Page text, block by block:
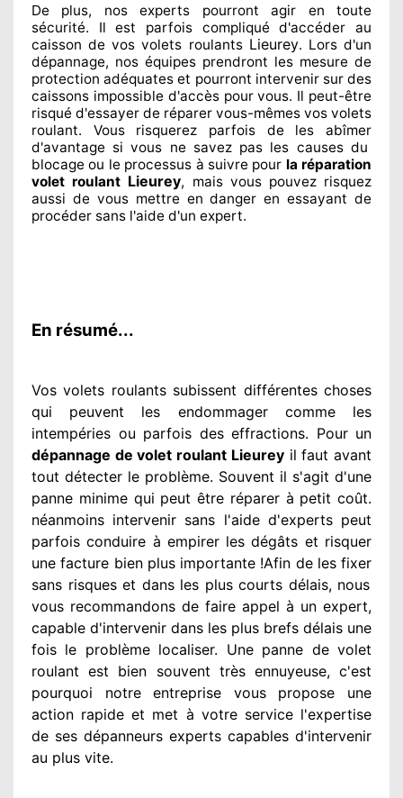
De plus, nos experts pourront agir en toute
sécurité. Il est parfois compliquéd'accéder au
caisson de vos volets roulants Lieurey. Lors d'un
dépannage, nos équipes prendront les mesure de
protection adéquates et pourront intervenir sur des
caissons impossible d'accès pour vous. Il peut-être
risqué d'essayer de réparer vous-mêmes vos volets
roulant. Vous risquerez parfois de les abîmer
d'avantage si vous ne savezpas les causes du
blocage ou le processus à suivre pour la réparation
volet roulant Lieurey, mais vous pouvez risquez
aussi de vous mettre en danger en essayant de
procéder sans l'aide d'un expert.
En résumé...
Vos volets roulants subissent différenteschoses
qui peuvent les endommagercomme les
intempéries ou parfois des effractions. Pour un
dépannage de volet roulant Lieureyil faut avant
tout détecter le problème. Souvent il s'agit d'une
panne minime qui peut être réparerà petit coût.
néanmoins intervenir sans l'aide d'expertspeut
parfois conduire à empirerles dégâts et risquer
une facture bien plus importante !Afin de les fixer
sans risques et dans les plus courts délais, nous
vous recommandons de faire appel à un expert,
capable d'intervenir dans les plus brefs délais une
fois le problèmelocaliser. Une panne de volet
roulant est bien souvent très ennuyeuse, c'est
pourquoi notre entreprise vous propose une
action rapide et met à votre servicel'expertise
de ses dépanneurs experts capables d'intervenir
au plus vite.